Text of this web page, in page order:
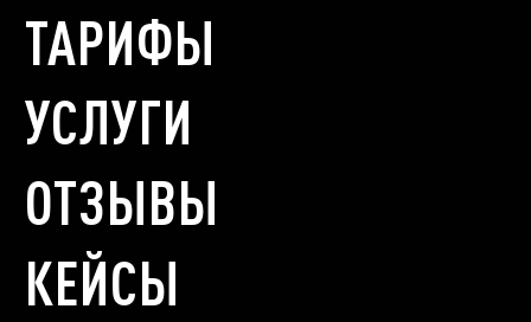
ТАРИФЫ
УСЛУГИ
ОТЗЫВЫ
КЕЙСЫ